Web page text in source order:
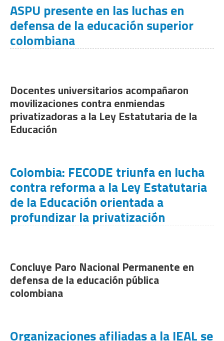
ASPU presente en las luchas en
defensa de la educación superior
colombiana
Docentes universitarios acompañaron
movilizaciones contra enmiendas
privatizadoras a la Ley Estatutaria de la
Educación
Colombia: FECODE triunfa en lucha
contra reforma a la Ley Estatutaria
de la Educación orientada a
profundizar la privatización
Concluye Paro Nacional Permanente en
defensa de la educación pública
colombiana
Organizaciones afiliadas a la IEAL se